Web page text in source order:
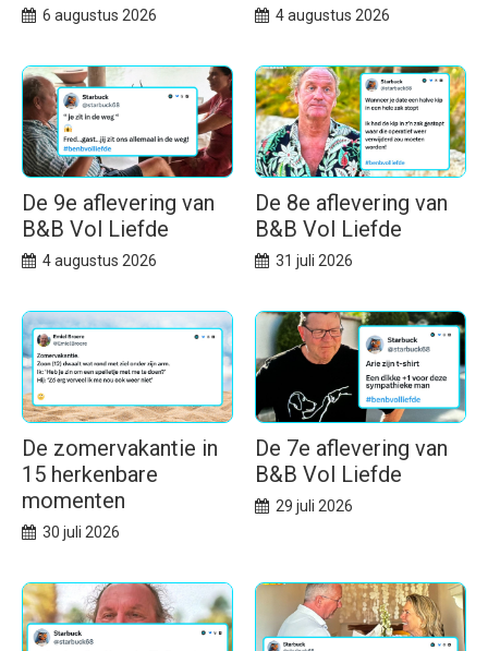
6 augustus 2026 4 augustus 2026
De 9e aflevering van
B&B Vol Liefde
4 augustus 2026
De 8e aflevering van
B&B Vol Liefde
31 juli 2026
De zomervakantie in
15 herkenbare
momenten
30 juli 2026
De 7e aflevering van
B&B Vol Liefde
29 juli 2026